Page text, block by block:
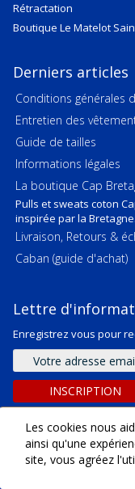
Rétractation
Boutique Le Matelot
Derniers articles
Conditions générales
Entretien des
Guide de tailles
Informations légales
La boutique Cap
Pulls et sweats coton
inspirée par la Bretagne.
Livraison, Retours &
Caban (guide d'achat)
Lettre
Enregistrez vous pour
Adresse
e-
mail
INSCRIPTION
Les cookies nous
ainsi qu'une
site, vous agréez